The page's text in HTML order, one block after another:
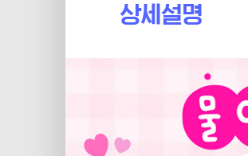
상세설명